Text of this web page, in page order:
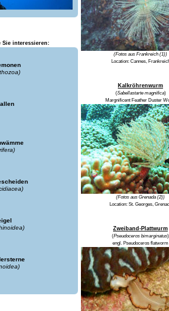
Sie interessieren:
(Fotos aus Frankreich (1))
Location: Cannes,
Kalkröhrenwurm
(Sabellastarte magnifica)
Margnificent Feather Duster
(Fotos aus Grenada (2))
Location: St. Georges,
Zweiband-Plattwurm
(Pseudoceros bimarginatus)
engl. Pseudoceros flatworm